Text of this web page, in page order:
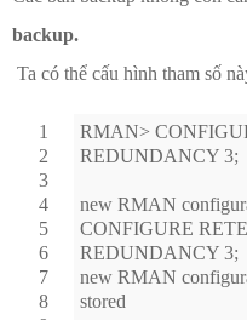
backup.
Ta có thể cấu hình tham số
1
2
3
4
5
6
7
8
RMAN>
REDUNDANCY 3;
new RMAN
CONFIGURE
REDUNDANCY 3;
new RMAN
stored